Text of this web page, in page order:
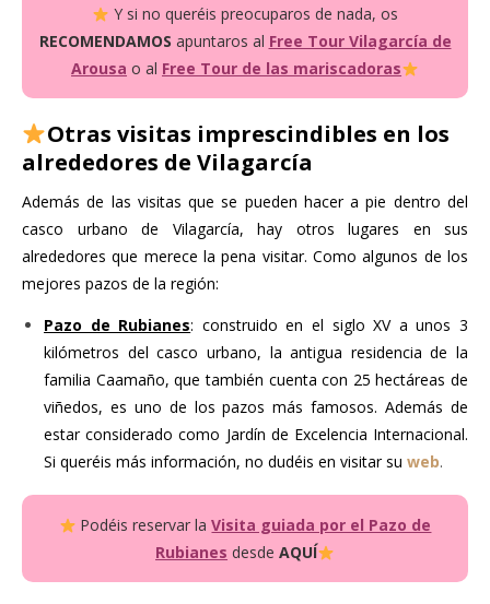
Y si no queréis preocuparos de nada, os
RECOMENDAMOS apuntaros al Free Tour Vilagarcía de
Arousa o al Free Tour de las mariscadoras
Otras visitas imprescindibles en los
alrededores de Vilagarcía
Además de las visitas que se pueden hacer a pie dentro del
casco urbano de Vilagarcía, hay otros lugares en sus
alrededores que merece la pena visitar. Como algunos de los
mejores pazos de la región:
Pazo de Rubianes: construido en el siglo XV a unos 3
kilómetros del casco urbano, la antigua residencia de la
familia Caamaño, que también cuenta con 25 hectáreas de
viñedos, es uno de los pazos más famosos. Además de
estar considerado como Jardín de Excelencia Internacional.
Si queréis más información, no dudéis en visitar su web.
Podéis reservar laVisita guiada por el Pazo de
Rubianes desde AQUÍ